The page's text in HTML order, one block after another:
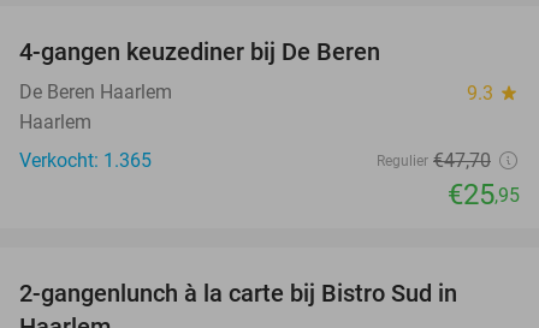
4-gangen keuzediner bij De Beren
De Beren Haarlem 9.3 star
Haarlem
Verkocht: 1.365
Regulier €47,70
€25,95
2-gangenlunch à la carte bij Bistro Sud in